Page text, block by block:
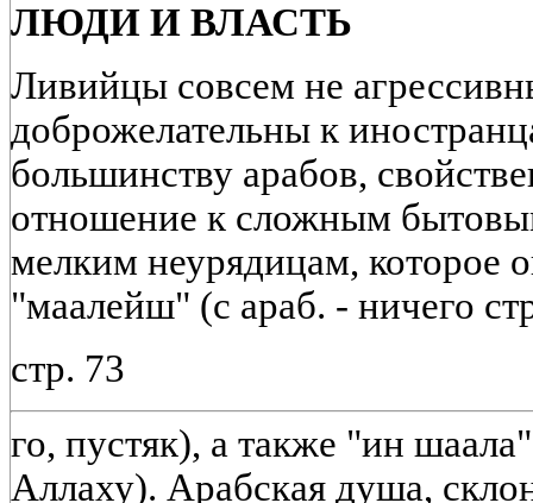
ЛЮДИ И ВЛАСТЬ
Ливийцы совсем не
доброжелательны к
большинству арабов,
отношение к сложным
мелким неурядицам, которое
"маалейш" (с араб. - ничего
стр. 73
го, пустяк), а также "ин
Аллаху). Арабская душа,